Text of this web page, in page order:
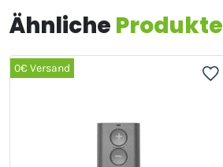
Ähnliche Produkte
0€ Versand